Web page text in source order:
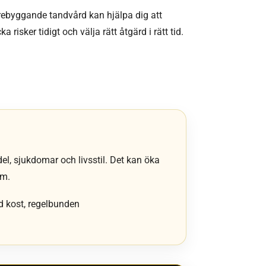
tandvård kan hjälpa dig att
risker tidigt och välja rätt åtgärd i rätt tid.
sjukdomar och livsstil. Det kan öka
kost, regelbunden